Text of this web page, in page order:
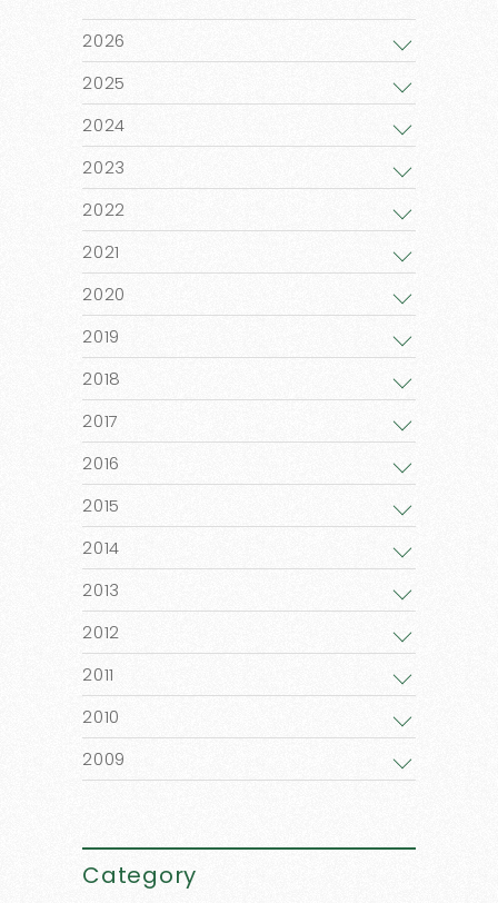
2026
2025
2024
2023
2022
2021
2020
2019
2018
2017
2016
2015
2014
2013
2012
2011
2010
2009
Category